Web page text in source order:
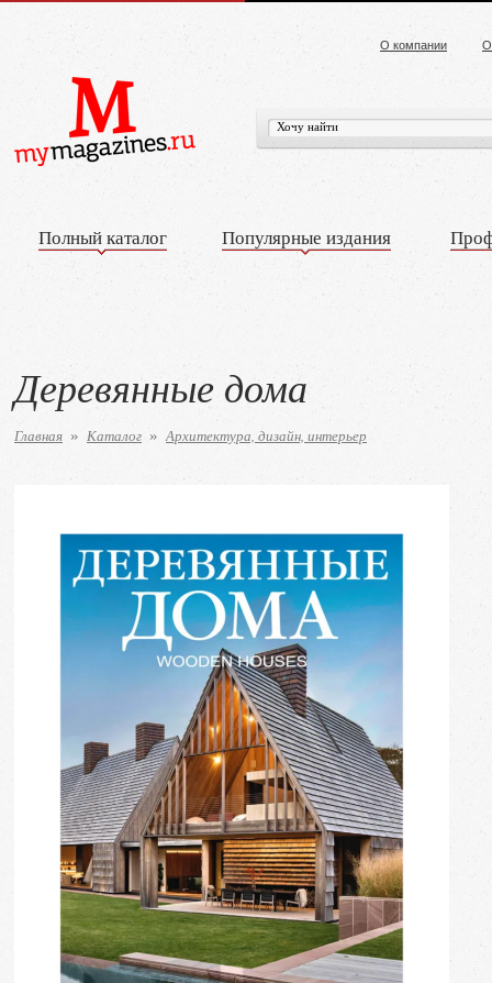
О компании
Полный каталог Популярные издания
Деревянные дома
Главная » Каталог » Архитектура, дизайн, интерьер